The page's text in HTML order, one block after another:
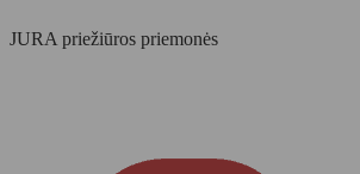
JURA priežiūros priemonės